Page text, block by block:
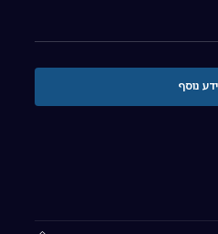
נוסף